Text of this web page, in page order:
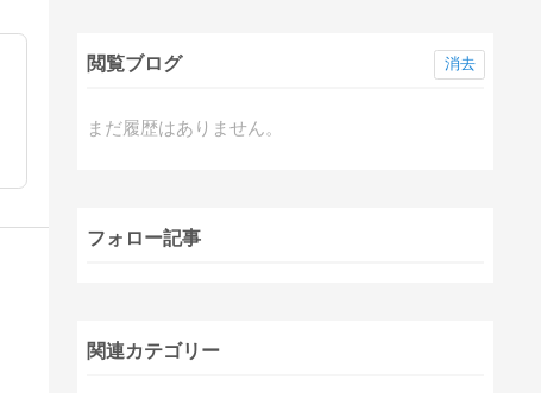
閲覧ブログ
まだ履歴はありません。
消去
フォロー記事
関連カテゴリー